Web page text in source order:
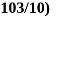
10)